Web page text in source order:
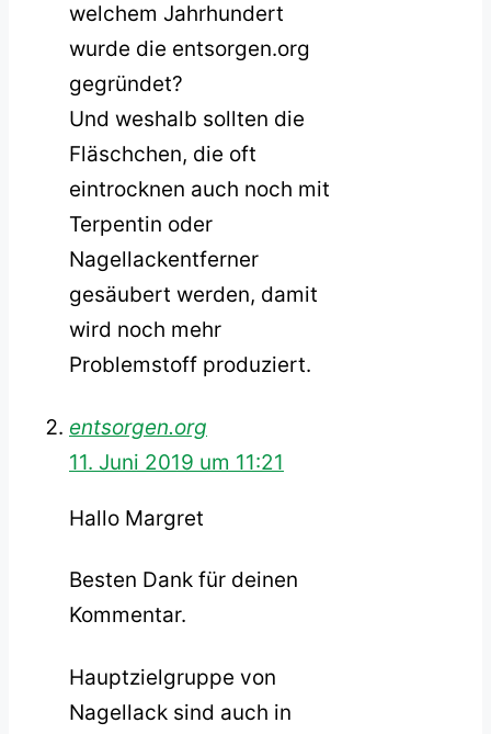
welchem Jahrhundert
wurde die entsorgen.org
gegründet?
Und weshalb sollten die
Fläschchen, die oft
eintrocknen auch noch mit
Terpentin oder
Nagellackentferner
gesäubert werden, damit
wird noch mehr
Problemstoff produziert.
entsorgen.org
11. Juni 2019 um 11:21
Hallo Margret
Besten Dank für deinen
Kommentar.
Hauptzielgruppe von
Nagellack sind auch in